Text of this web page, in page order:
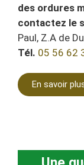
des ordures
contactez le s
Paul, Z.A de
Tél. 05 56 62
En savoir